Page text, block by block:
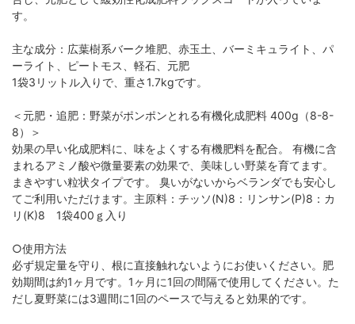
す。
主な成分：広葉樹系バーク堆肥、赤玉土、バーミキュライト、パ
ーライト、ピートモス、軽石、元肥
1袋3リットル入りで、重さ1.7kgです。
＜元肥・追肥：野菜がポンポンとれる有機化成肥料 400g（8-8-
8）＞
効果の早い化成肥料に、味をよくする有機肥料を配合。 有機に含
まれるアミノ酸や微量要素の効果で、美味しい野菜を育てます。
まきやすい粒状タイプです。 臭いがないからベランダでも安心し
てご利用いただけます。主原料：チッソ(N)8：リンサン(P)8：カ
リ(K)8 1袋400ｇ入り
○使用方法
必ず規定量を守り、根に直接触れないようにお使いください。肥
効期間は約1ヶ月です。1ヶ月に1回の間隔で使用してください。た
だし夏野菜には3週間に1回のペースで与えると効果的です。